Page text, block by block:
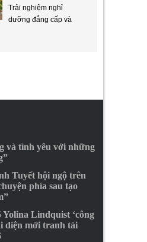
Trải nghiệm nghỉ
dưỡng đẳng cấp và
và tình yêu với những
Tuyết hội ngộ trên
phía sau tạo
Yolina Lindquist ‘công
diện mới tranh tài